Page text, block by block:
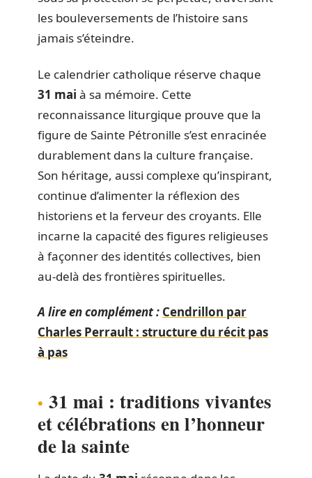
les bouleversements de l’histoire sans
jamais s’éteindre.
Le calendrier catholique réserve chaque
31 mai à sa mémoire. Cette
reconnaissance liturgique prouve que la
figure de Sainte Pétronille s’est enracinée
durablement dans la culture française.
Son héritage, aussi complexe qu’inspirant,
continue d’alimenter la réflexion des
historiens et la ferveur des croyants. Elle
incarne la capacité des figures religieuses
à façonner des identités collectives, bien
au-delà des frontières spirituelles.
A lire en complément : Cendrillon par
Charles Perrault : structure du récit pas
à pas
31 mai : traditions vivantes
et célébrations en l’honneur
de la sainte